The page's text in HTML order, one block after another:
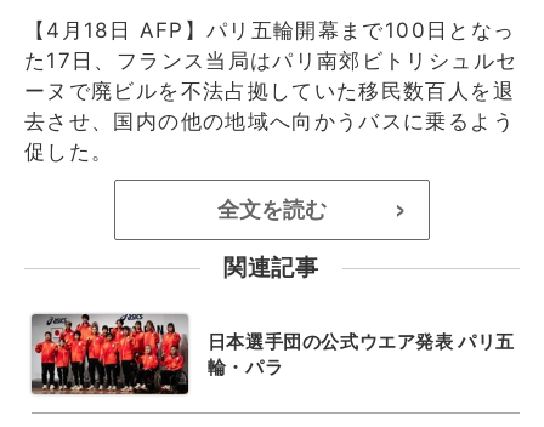
【4月18日 AFP】パリ五輪開幕まで100日となっ
た17日、フランス当局はパリ南郊ビトリシュルセ
ーヌで廃ビルを不法占拠していた移民数百人を退
去させ、国内の他の地域へ向かうバスに乗るよう
促した。
全文を読む >
関連記事
日本選手団の公式ウエア発表 パリ五
輪・パラ